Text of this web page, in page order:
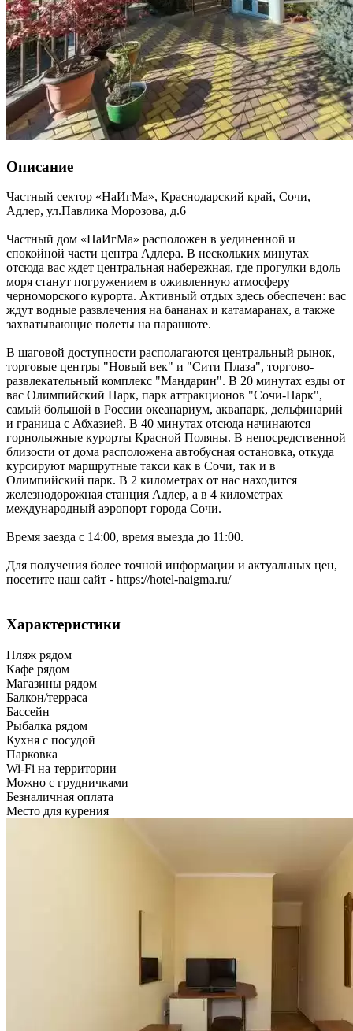
Описание
Частный сектор «НаИгМа», Краснодарский край, Сочи,
Адлер, ул.Павлика Морозова, д.6
Частный дом «НаИгМа» расположен в уединенной и
спокойной части центра Адлера. В нескольких минутах
отсюда вас ждет центральная набережная, где прогулки вдоль
моря станут погружением в оживленную атмосферу
черноморского курорта. Активный отдых здесь обеспечен: вас
ждут водные развлечения на бананах и катамаранах, а также
захватывающие полеты на парашюте.
В шаговой доступности располагаются центральный рынок,
торговые центры "Новый век" и "Сити Плаза", торгово-
развлекательный комплекс "Мандарин". В 20 минутах езды от
вас Олимпийский Парк, парк аттракционов "Сочи-Парк",
самый большой в России океанариум, аквапарк, дельфинарий
и граница с Абхазией. В 40 минутах отсюда начинаются
горнолыжные курорты Красной Поляны. В непосредственной
близости от дома расположена автобусная остановка, откуда
курсируют маршрутные такси как в Сочи, так и в
Олимпийский парк. В 2 километрах от нас находится
железнодорожная станция Адлер, а в 4 километрах
международный аэропорт города Сочи.
Время заезда с 14:00, время выезда до 11:00.
Для получения более точной информации и актуальных цен,
посетите наш сайт - https://hotel-naigma.ru/
Характеристики
Пляж рядом
Кафе рядом
Магазины рядом
Балкон/терраса
Бассейн
Рыбалка рядом
Кухня с посудой
Парковка
Wi-Fi на территории
Можно с грудничками
Безналичная оплата
Место для курения